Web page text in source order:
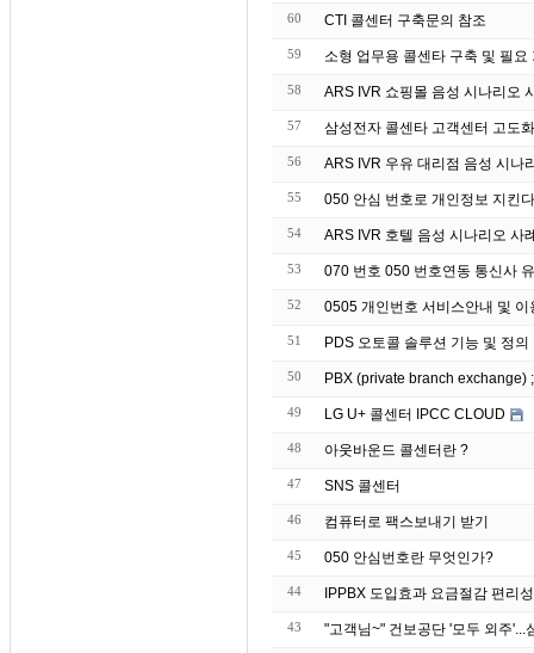
60 CTI 콜센터 구축문의 참조
59 소형 업무용 콜센타 구축 및 필요
58 ARS IVR 쇼핑몰 음성 시나리오
57 삼성전자 콜센타 고객센터 고도
56 ARS IVR 우유 대리점 음성 시나
55 050 안심 번호로 개인정보 지킨다
54 ARS IVR 호텔 음성 시나리오 사
53 070 번호 050 번호연동 통신사
52 0505 개인번호 서비스안내 및 이
51 PDS 오토콜 솔루션 기능 및 정의
50 PBX (private branch exchange)
49 LG U+ 콜센터 IPCC CLOUD
48 아웃바운드 콜센터란 ?
47 SNS 콜센터
46 컴퓨터로 팩스보내기 받기
45 050 안심번호란 무엇인가?
44 IPPBX 도입효과 요금절감 편리성
43